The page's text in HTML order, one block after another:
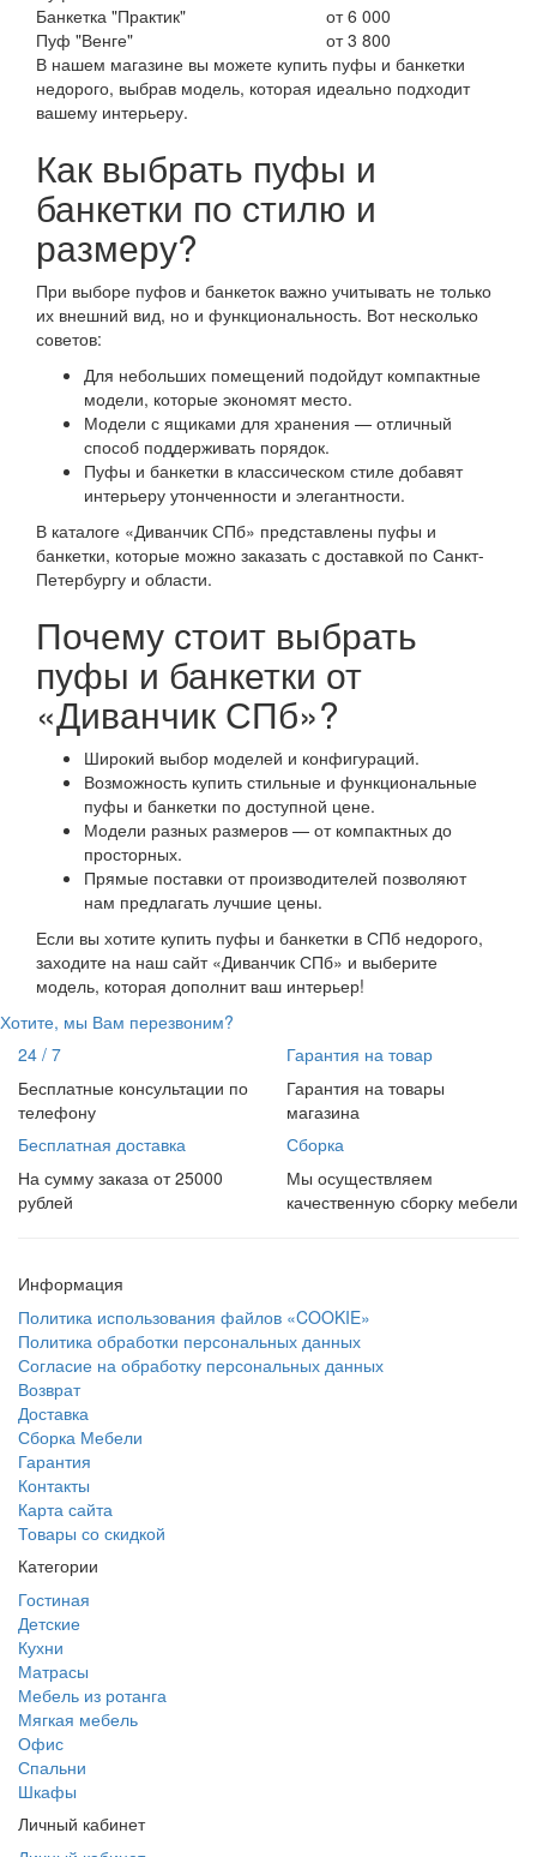
Банкетка "Практик"
от 6 000
Пуф "Венге"
от 3 800
В нашем магазине вы можете купить пуфы и банкетки
недорого, выбрав модель, которая идеально подходит
вашему интерьеру.
Как выбрать пуфы и
банкетки по стилю и
размеру?
При выборе пуфов и банкеток важно учитывать не только
их внешний вид, но и функциональность. Вот несколько
советов:
Для небольших помещений подойдут компактные
модели, которые экономят место.
Модели с ящиками для хранения — отличный
способ поддерживать порядок.
Пуфы и банкетки в классическом стиле добавят
интерьеру утонченности и элегантности.
В каталоге «Диванчик СПб» представлены пуфы и
банкетки, которые можно заказать с доставкой по Санкт-
Петербургу и области.
Почему стоит выбрать
пуфы и банкетки от
«Диванчик СПб»?
Широкий выбор моделей и конфигураций.
Возможность купить стильные и функциональные
пуфы и банкетки по доступной цене.
Модели разных размеров — от компактных до
просторных.
Прямые поставки от производителей позволяют
нам предлагать лучшие цены.
Если вы хотите купить пуфы и банкетки в СПб недорого,
заходите на наш сайт «Диванчик СПб» и выберите
модель, которая дополнит ваш интерьер!
Хотите, мы Вам перезвоним?
24 / 7
Бесплатные консультации по
телефону
Гарантия на товар
Гарантия на товары
магазина
Бесплатная доставка
На сумму заказа от 25000
рублей
Сборка
Мы осуществляем
качественную сборку мебели
Информация
Политика использования файлов «COOKIE»
Политика обработки персональных данных
Согласие на обработку персональных данных
Возврат
Доставка
Сборка Мебели
Гарантия
Контакты
Карта сайта
Товары со скидкой
Категории
Гостиная
Детские
Кухни
Матрасы
Мебель из ротанга
Мягкая мебель
Офис
Спальни
Шкафы
Личный кабинет